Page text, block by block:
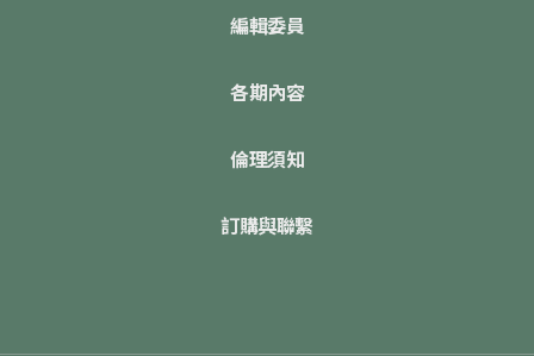
編輯委員
各期內容
倫理須知
訂購與聯繫